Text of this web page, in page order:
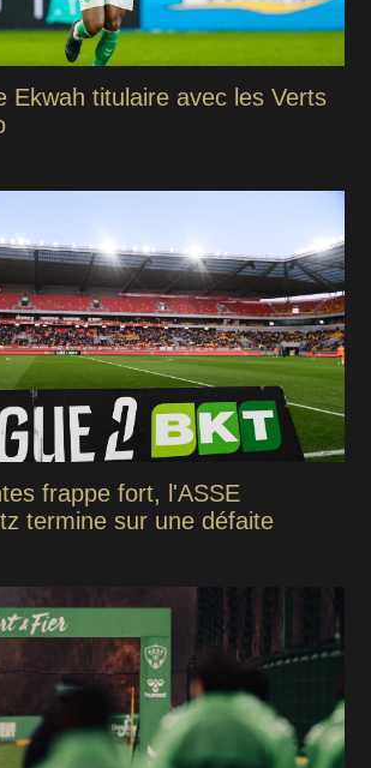
Ekwah titulaire avec les Verts
frappe fort, l'ASSE
termine sur une défaite